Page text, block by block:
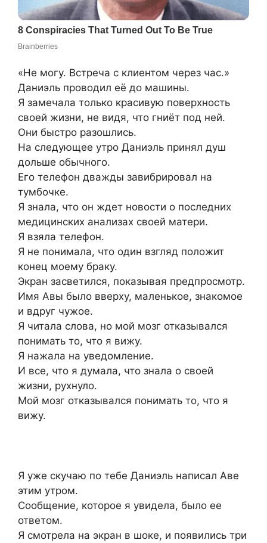
«Не могу. Встреча с клиентом через час.»
Даниэль проводил её до машины.
Я замечала только красивую поверхность
своей жизни, не видя, что гниёт под ней.
Они быстро разошлись.
На следующее утро Даниэль принял душ
дольше обычного.
Его телефон дважды завибрировал на
тумбочке.
Я знала, что он ждет новости о последних
медицинских анализах своей матери.
Я взяла телефон.
Я не понимала, что один взгляд положит
конец моему браку.
Экран засветился, показывая предпросмотр.
Имя Авы было вверху, маленькое, знакомое
и вдруг чужое.
Я читала слова, но мой мозг отказывался
понимать то, что я вижу.
Я нажала на уведомление.
И все, что я думала, что знала о своей
жизни, рухнуло.
Мой мозг отказывался понимать то, что я
вижу.
Я уже скучаю по тебе Даниэль написал Аве
этим утром.
Сообщение, которое я увидела, было ее
ответом.
Я смотрела на экран в шоке, и появились три